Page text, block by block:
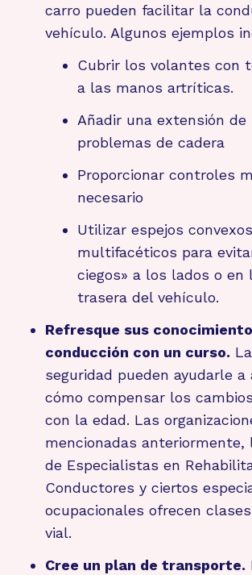
carro pueden facilitar la
vehículo. Algunos ejemplos
Cubrir los volantes con
a las manos artríticas.
Añadir una extensión de
problemas de cadera
Proporcionar controles
necesario
Utilizar espejos
multifacéticos para
ciegos» a los lados o en
trasera del vehículo.
Refresque sus
conducción con un curso.
seguridad pueden ayudarle a
cómo compensar los
con la edad. Las
mencionadas anteriormente,
de Especialistas en
Conductores y ciertos
ocupacionales ofrecen
vial.
Cree un plan de transporte.